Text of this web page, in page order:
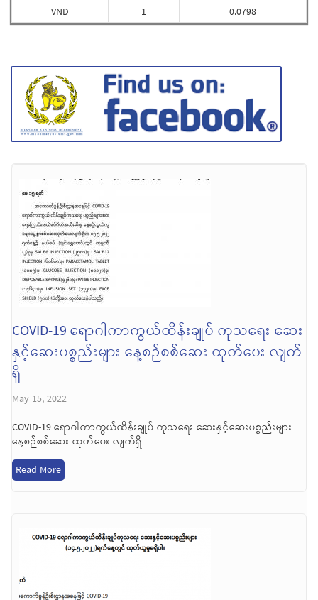
VND
1
0.0798
COVID-19 ရောဂါကာကွယ်ထိန်းချုပ် ကုသရေး ဆေး
နှင့်ဆေးပစ္စည်းများ နေ့စဉ်စစ်ဆေး ထုတ်ပေး လျက်
ရှိ
May 15, 2022
COVID-19 ရောဂါကာကွယ်ထိန်းချုပ် ကုသရေး ဆေးနှင့်ဆေးပစ္စည်းများ
နေ့စဉ်စစ်ဆေး ထုတ်ပေး လျက်ရှိ
Read More